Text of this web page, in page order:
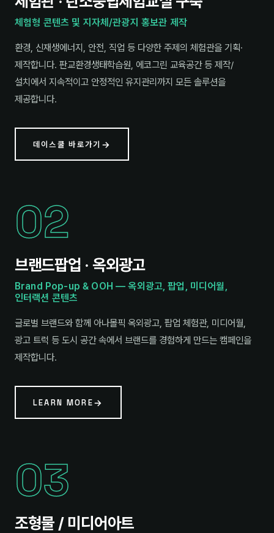
체험형 콘텐츠 및 지자체/관광지 홍보관 제작
환경, 신재생에너지, 안전, 직업 등 다양한 주제의 체험관을 기획·
제작합니다. 판교환경생태학습원, 에코그린 교육공간 등 제작/
설치에서 지속적이고 안정적인 유지관리까지 모든 솔루션을
제공합니다.
데이스쿨 바로가기
02
브랜드팝업 · 옥외광고
Brand Pop-up & OOH — 옥외광고, 팝업, 미디어월,
인터랙션 콘텐츠
글로벌 브랜드와 함께 아나몰픽 옥외광고, 팝업 체험관, 미디어월,
광고 트럭 등 도시 공간 속에서 브랜드를 경험하게 만드는 캠페인을
제작합니다.
LEARN MORE
03
조형물 / 미디어아트